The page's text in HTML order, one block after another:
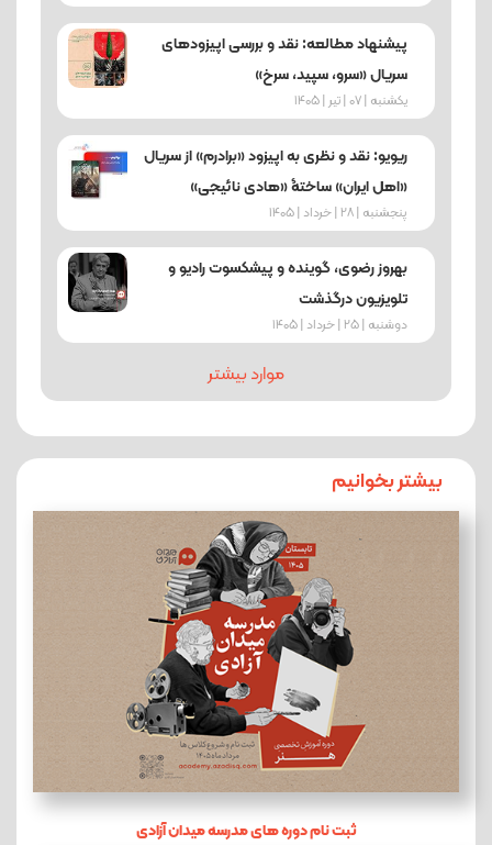
پیشنهاد مطالعه: نقد و بررسی اپیزودهای
سریال «سرو، سپید، سرخ»
یکشنبه | 07 | تیر | 1405
ریویو: نقد و نظری به اپیزود «برادرم» از سریال
«اهل ایران» ساختۀ «هادی نائیجی»
پنجشنبه | 28 | خرداد | 1405
بهروز رضوی، گوینده و پیشکسوت رادیو و
تلویزیون درگذشت
دوشنبه | 25 | خرداد | 1405
موارد بیشتر
بیشتر بخوانیم
ثبت نام دوره های مدرسه میدان آزادی